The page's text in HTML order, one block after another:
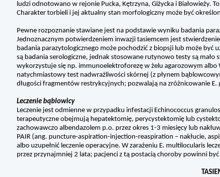
ludzi odnotowano w rejonie Pucka, Kętrzyna, Giżycka i Białowieży.
Charakter torbieli i jej aktualny stan morfologiczny może być
Pewne rozpoznanie stawiane jest na podstawie wyniku badania
Jednoznacznym potwierdzeniem inwazji tasiemcem jest
badania parazytologicznego może pochodzić z biopsji lub może
są badania serologiczne, jednak stosowane rutynowo testy są
wykorzystuje się np. immunoelektroforezę w żelu agarozowym
natychmiastowy test nadwrażliwości skórnej (z płynem
długości fragmentów restrykcyjnych; pozwalają na zróżnicowanie E.
Leczenie bąblowicy
Leczenie jest odmienne w przypadku infestacji Echinococcus
terapeutyczne obejmują hepatektomię, perycystektomię lub
zachowawczo albendazolem p.o. przez okres 1-3 miesięcy lub
PAIR (ang. puncture-aspiration-injection-reaspiration – nakłucie,
albo uzupełnić leczenie operacyjne. W zarażeniu E. multilocularis
przez przynajmniej 2 lata; pacjenci z tą postacią choroby powinni